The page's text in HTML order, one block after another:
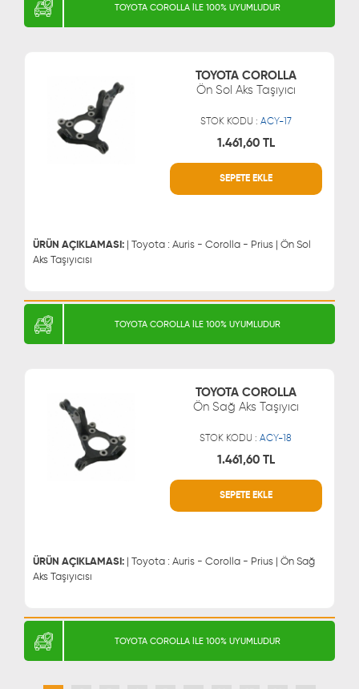
TOYOTA COROLLA İLE 100% UYUMLUDUR
TOYOTA COROLLA
Ön Sol Aks Taşıyıcı
STOK KODU : ACY-17
1.461,60 TL
SEPETE EKLE
ÜRÜN AÇIKLAMASI: | Toyota : Auris - Corolla - Prius | Ön Sol
Aks Taşıyıcısı
MÜŞTERİ HİZMETLERİ
TOYOTA COROLLA İLE 100% UYUMLUDUR
TOYOTA COROLLA
Ön Sağ Aks Taşıyıcı
STOK KODU :ACY-18
1.461,60 TL
SEPETE EKLE
ÜRÜN AÇIKLAMASI: | Toyota : Auris - Corolla - Prius | Ön Sağ
Aks Taşıyıcısı
MÜŞTERİ HİZMETLERİ
TOYOTA COROLLA İLE 100% UYUMLUDUR